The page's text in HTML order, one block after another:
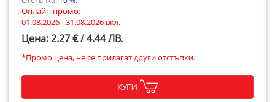
Онлайн промо:
01.08.2026 - 31.08.2026 вкл.
Цена: 2.27 € / 4.44 ЛВ.
*Промо цена, не се прилагат други отстъпки.
КУПИ